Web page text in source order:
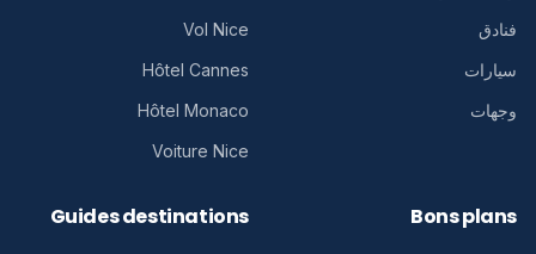
فنادق
سيارات
وجهات
Vol Nice
Hôtel Cannes
Hôtel Monaco
Voiture Nice
Bons plans
Guides destinations